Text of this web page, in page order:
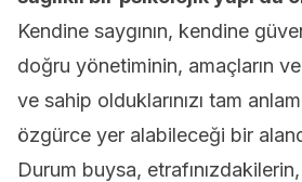
Kendine saygının, kendine
doğru yönetiminin, amaçların
ve sahip olduklarınızı tam
özgürce yer alabileceği bir
Durum buysa,